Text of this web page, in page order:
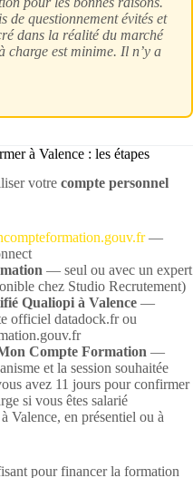
de questionnement évités et
dans la réalité du marché
charge est minime. Il n’y a
à Valence : les étapes
votre compte personnel
—
— seul ou avec un expert
chez Studio Recrutement)
Qualiopi à Valence —
officiel datadock.fr ou
Compte Formation —
et la session souhaitée
avez 11 jours pour confirmer
si vous êtes salarié
à Valence, en présentiel ou à
pour financer la formation